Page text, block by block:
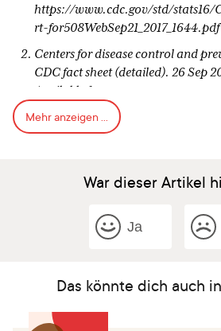
https://www.cdc.gov/std/stats16/
rt-for508WebSep21_2017_1644.pdf
Centers for disease control and
CDC fact sheet (detailed). 26 Sep
Available from:
https://www.cdc.gov/std/
detailed.htm
guidelines, 2015. MMWR Recomm
https://www.cdc.gov/std/tg2015/
Available from:
Gonorrhea-and-Syphilis
Mehr anzeigen ...
War dieser Artikel
Ja
Das könnte dich auch